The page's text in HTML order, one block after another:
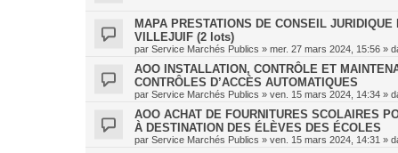
MAPA PRESTATIONS DE CONSEIL
VILLEJUIF (2 lots)
par Service Marchés Publics » mer. 27 mars 2024, 15:56 »
AOO INSTALLATION, CONTRÔLE ET
CONTRÔLES D’ACCÈS AUTOMATIQUES
par Service Marchés Publics » ven. 15 mars 2024, 14:34 »
AOO ACHAT DE FOURNITURES SCOLAIRES
À DESTINATION DES ÉLÈVES DES ÉCOLES
par Service Marchés Publics » ven. 15 mars 2024, 14:31 »